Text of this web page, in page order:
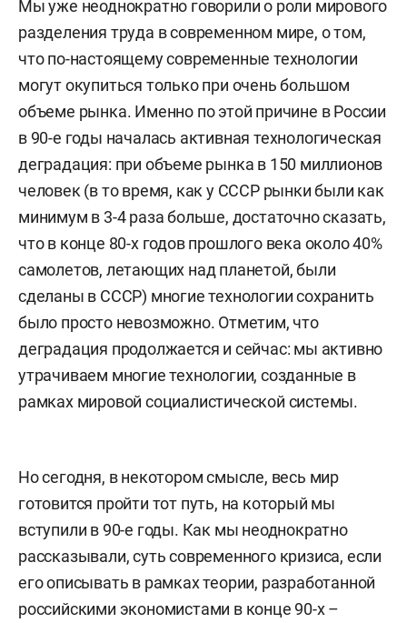
Мы уже неоднократно говорили о роли мирового
разделения труда в современном мире, о том,
что по-настоящему современные технологии
могут окупиться только при очень большом
объеме рынка. Именно по этой причине в России
в 90-е годы началась активная технологическая
деградация: при объеме рынка в 150 миллионов
человек (в то время, как у СССР рынки были как
минимум в 3-4 раза больше, достаточно сказать,
что в конце 80-х годов прошлого века около 40%
самолетов, летающих над планетой, были
сделаны в СССР) многие технологии сохранить
было просто невозможно. Отметим, что
деградация продолжается и сейчас: мы активно
утрачиваем многие технологии, созданные в
рамках мировой социалистической системы.
Но сегодня, в некотором смысле, весь мир
готовится пройти тот путь, на который мы
вступили в 90-е годы. Как мы неоднократно
рассказывали, суть современного кризиса, если
его описывать в рамках теории, разработанной
российскими экономистами в конце 90-х –